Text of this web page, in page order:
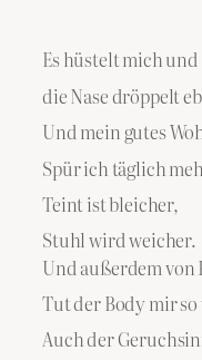
Es hüstelt
die Nase
Und mein
Spür ich
Teint
Stuhl wird weicher.
Und
Tut der
Auch der